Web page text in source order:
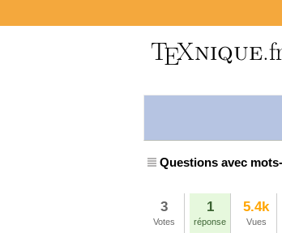
Questions avec
3
Votes
1
réponse
5.4k
Vues